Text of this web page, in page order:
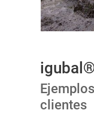
clientes